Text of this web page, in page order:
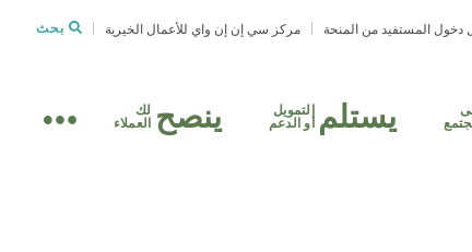
دخول المستفيد من المنحة مركز سي إن إن واي للأعمال الخيرية بحث
يستلم التمويل
أو الدعم ينصح لك
العملاء